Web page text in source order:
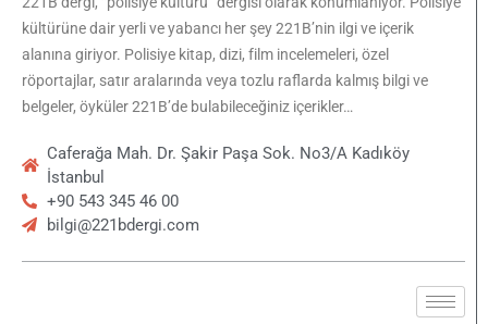
kültürüne dair yerli ve yabancı her şey 221B’nin ilgi ve içerik
alanına giriyor. Polisiye kitap, dizi, film incelemeleri, özel
röportajlar, satır aralarında veya tozlu raflarda kalmış bilgi ve
belgeler, öyküler 221B’de bulabileceğiniz içerikler…
Caferağa Mah. Dr. Şakir Paşa Sok. No3/A Kadıköy
İstanbul
+90 543 345 46 00
bilgi@221bdergi.com